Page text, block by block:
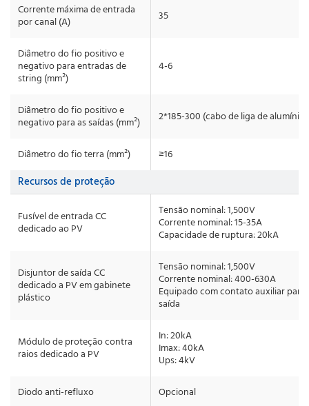
Corrente máxima de entrada
por canal (A) 35
Diâmetro do fio positivo e
negativo para entradas de
string (mm²)
4-6
Diâmetro do fio positivo e
negativo para as saídas (mm²) 2*185-300 (cabo de liga de alumínio)
Diâmetro do fio terra (mm²) ≥16
Recursos de proteção
Fusível de entrada CC
dedicado ao PV
Tensão nominal: 1,500V
Corrente nominal: 15-35A
Capacidade de ruptura: 20kA
Disjuntor de saída CC
dedicado a PV em gabinete
plástico
Tensão nominal: 1,500V
Corrente nominal: 400-630A
Equipado com contato auxiliar para
saída
Módulo de proteção contra
raios dedicado a PV
In: 20kA
Imax: 40kA
Ups: 4kV
Diodo anti-refluxo
Opcional